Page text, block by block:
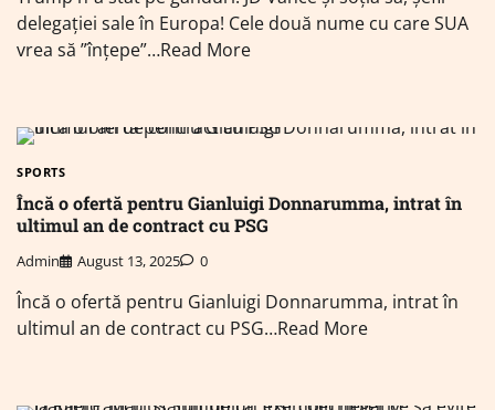
delegației sale în Europa! Cele două nume cu care SUA
vrea să ”înțepe”…Read More
SPORTS
Încă o ofertă pentru Gianluigi Donnarumma, intrat în
ultimul an de contract cu PSG
Admin August 13, 2025 0
Încă o ofertă pentru Gianluigi Donnarumma, intrat în
ultimul an de contract cu PSG…Read More